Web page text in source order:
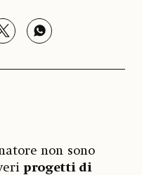
non sono
progetti di